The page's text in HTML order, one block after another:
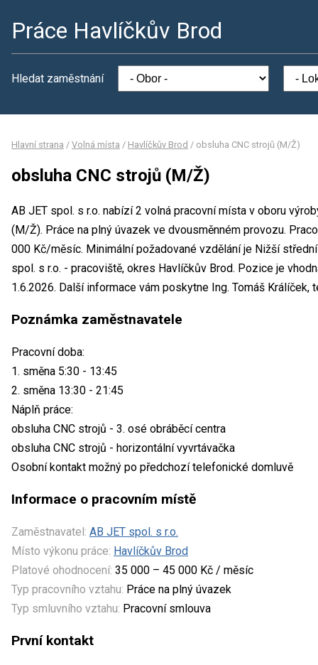
Práce Havlíčkův Brod
Hledat zaměstnání
Hlavní strana / Volná místa / Havlíčkův Brod / obsluha CNC strojů (M/Ž)
obsluha CNC strojů (M/Ž)
AB JET spol. s r.o. nabízí 2 volná pracovní místa v oboru
(M/Ž). Práce na plný úvazek ve dvousměnném provozu.
000 Kč/měsíc. Minimální požadované vzdělání je Nižší
spol. s r.o. - pracoviště, okres Havlíčkův Brod. Pozice je
1.6.2026. Další informace vám poskytne Ing. Tomáš Králíček,
Poznámka zaměstnavatele
Pracovní doba:
1. směna 5:30 - 13:45
2. směna 13:30 - 21:45
Náplň práce:
obsluha CNC strojů - 3. osé obráběcí centra
obsluha CNC strojů - horizontální vyvrtávačka
Osobní kontakt možný po předchozí telefonické domluvě
Informace o pracovním místě
Zaměstnavatel: AB JET spol. s r.o.
Místo výkonu práce: Havlíčkův Brod
Platové ohodnocení: 35 000 – 45 000 Kč / měsíc
Typ pracovního vztahu: Práce na plný úvazek
Typ smluvního vztahu: Pracovní smlouva
První kontakt